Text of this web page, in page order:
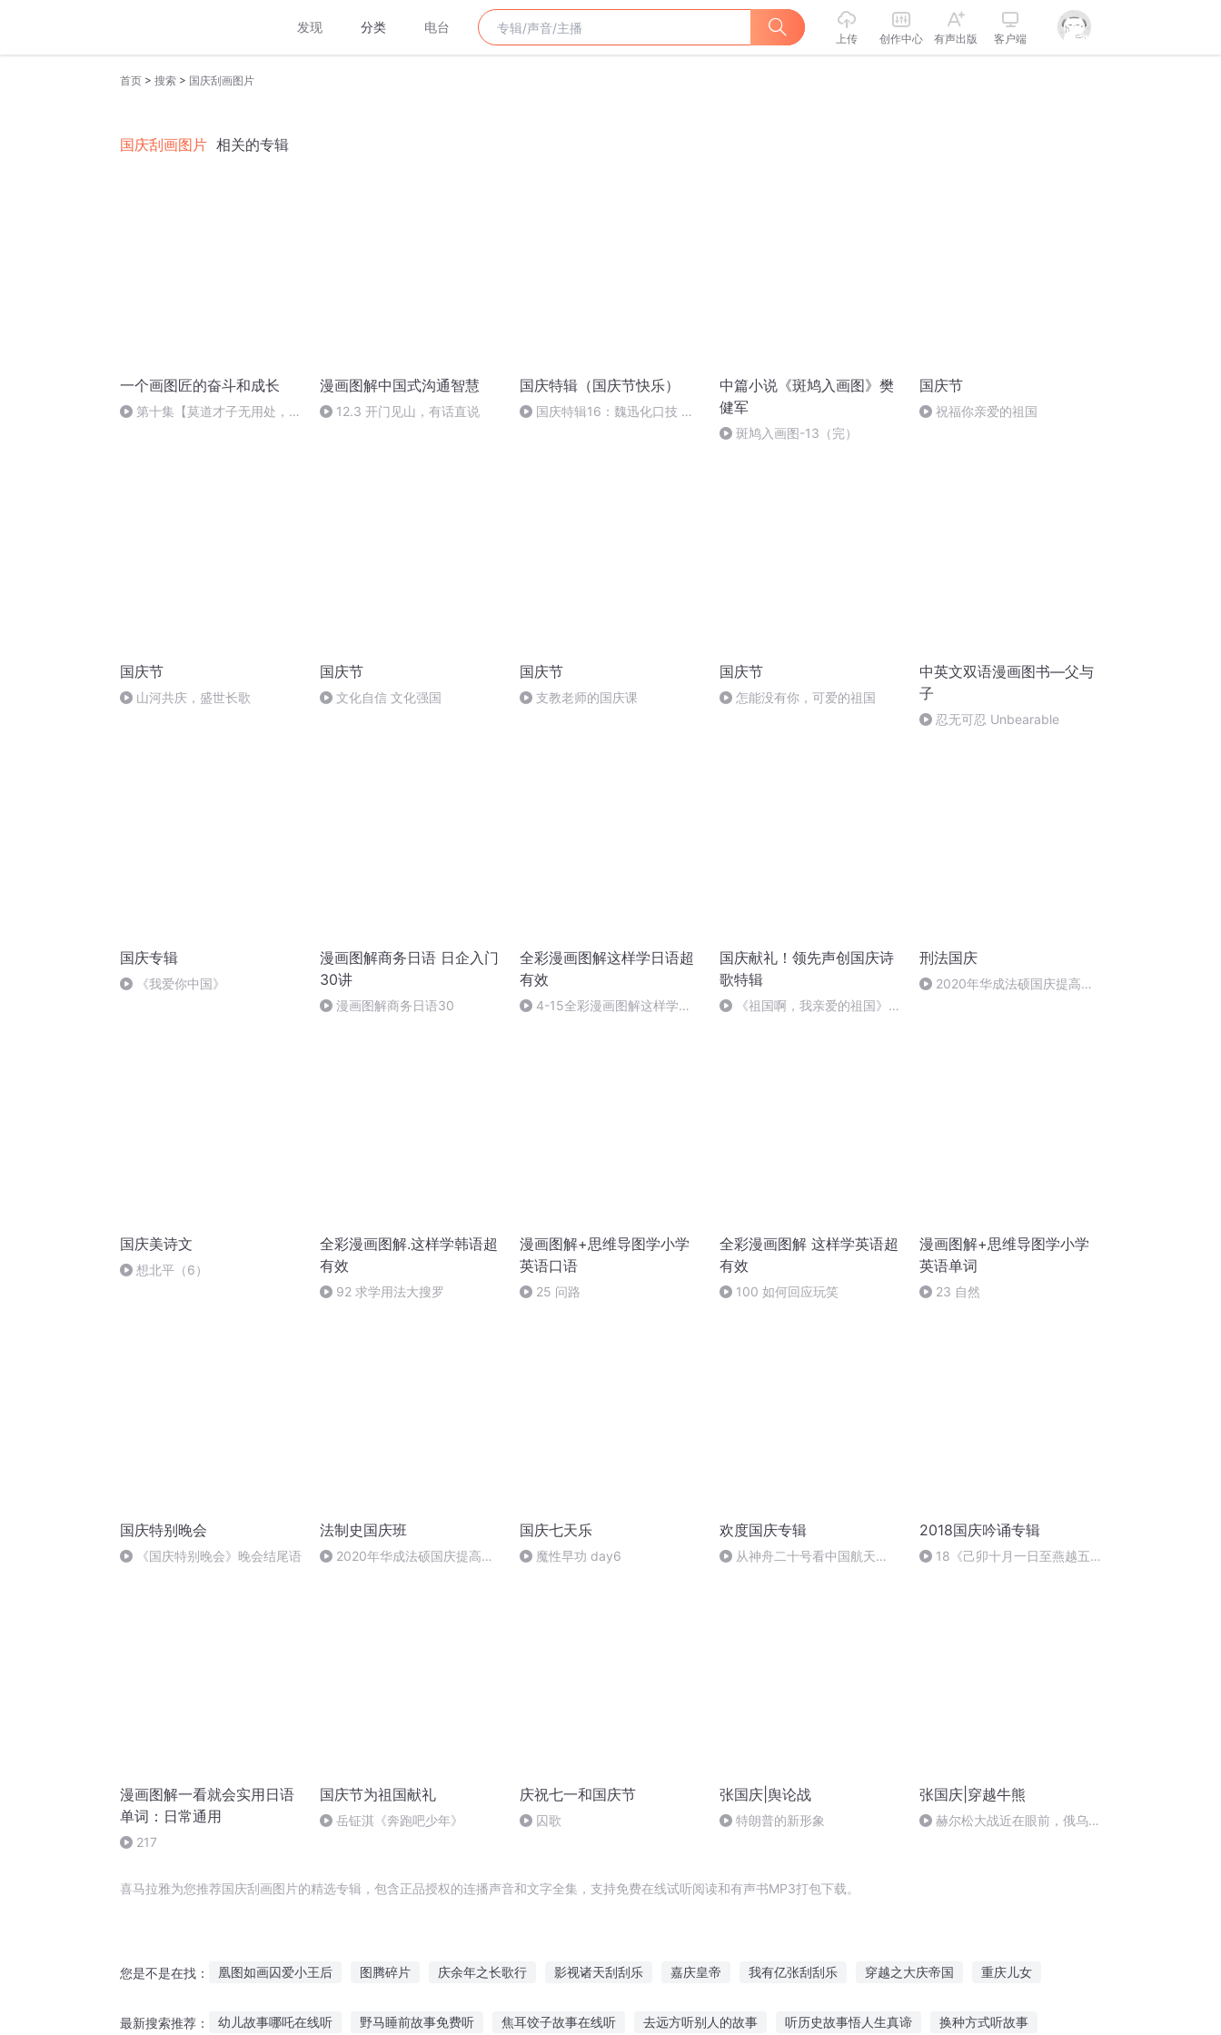
发现 分类 电台
上传 创作中心 有声出版 客户端
首页 > 搜索 > 国庆刮画图片
国庆刮画图片 相关的专辑
一个画图匠的奋斗和成长
第十集【莫道才子无用处，静
漫画图解中国式沟通智慧
12.3 开门见山，有话直说
国庆特辑（国庆节快乐）
国庆特辑16：魏迅化口技 二
中篇小说《斑鸠入画图》樊
健军
斑鸠入画图-13（完）
国庆节
祝福你亲爱的祖国
国庆节
山河共庆，盛世长歌
国庆节
文化自信 文化强国
国庆节
支教老师的国庆课
国庆节
怎能没有你，可爱的祖国
中英文双语漫画图书—父与
子
忍无可忍 Unbearable
国庆专辑
《我爱你中国》
漫画图解商务日语 日企入门
30讲
漫画图解商务日语30
全彩漫画图解这样学日语超
有效
4-15全彩漫画图解这样学日
国庆献礼！领先声创国庆诗
歌特辑
《祖国啊，我亲爱的祖国》温
刑法国庆
2020年华成法硕国庆提高班
国庆美诗文
想北平（6）
全彩漫画图解.这样学韩语超
有效
92 求学用法大搜罗
漫画图解+思维导图学小学
英语口语
25 问路
全彩漫画图解 这样学英语超
有效
100 如何回应玩笑
漫画图解+思维导图学小学
英语单词
23 自然
国庆特别晚会
《国庆特别晚会》晚会结尾语
法制史国庆班
2020年华成法硕国庆提高班
国庆七天乐
魔性早功 day6
欢度国庆专辑
从神舟二十号看中国航天
2018国庆吟诵专辑
18《己卯十月一日至燕越五
漫画图解一看就会实用日语
单词：日常通用
217
国庆节为祖国献礼
岳钲淇《奔跑吧少年》
庆祝七一和国庆节
囚歌
张国庆|舆论战
特朗普的新形象
张国庆|穿越牛熊
赫尔松大战近在眼前，俄乌冲
喜马拉雅为您推荐国庆刮画图片的精选专辑，包含正品授权的连播声音和文字全集，支持免费在线试听阅读和有声书MP3打包下载。
您是不是在找： 凰图如画囚爱小王后 图腾碎片 庆余年之长歌行 影视诸天刮刮乐 嘉庆皇帝 我有亿张刮刮乐 穿越之大庆帝国 重庆儿女
最新搜索推荐： 幼儿故事哪吒在线听 野马睡前故事免费听 焦耳饺子故事在线听 去远方听别人的故事 听历史故事悟人生真谛 换种方式听故事